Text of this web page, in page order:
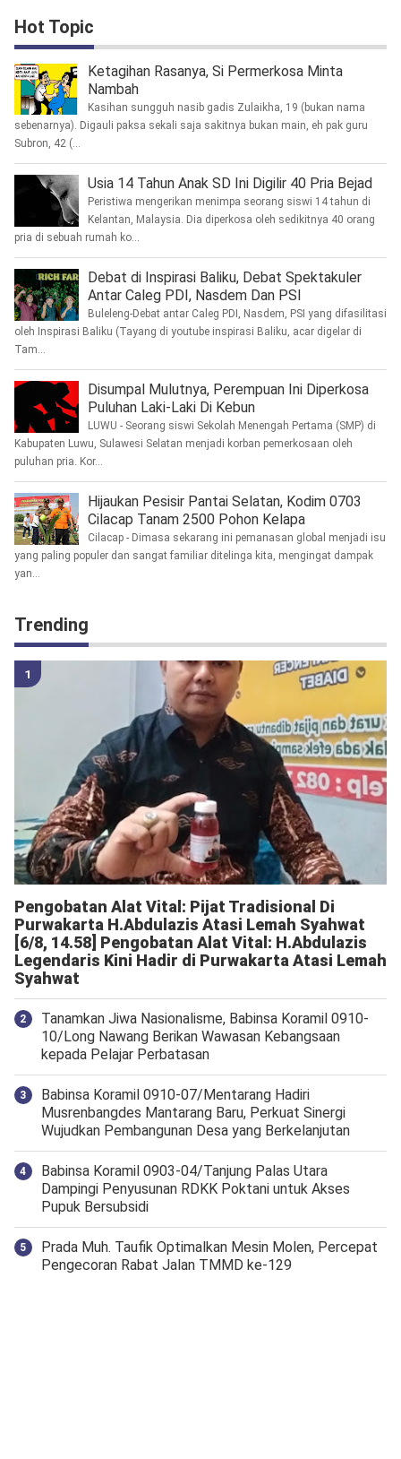
Hot Topic
Ketagihan Rasanya, Si Permerkosa Minta
Nambah
Kasihan sungguh nasib gadis Zulaikha, 19 (bukan nama
sebenarnya). Digauli paksa sekali saja sakitnya bukan main, eh pak guru
Subron, 42 (...
Usia 14 Tahun Anak SD Ini Digilir 40 Pria Bejad
Peristiwa mengerikan menimpa seorang siswi 14 tahun di
Kelantan, Malaysia. Dia diperkosa oleh sedikitnya 40 orang
pria di sebuah rumah ko...
Debat di Inspirasi Baliku, Debat Spektakuler
Antar Caleg PDI, Nasdem Dan PSI
Buleleng-Debat antar Caleg PDI, Nasdem, PSI yang difasilitasi
oleh Inspirasi Baliku (Tayang di youtube inspirasi Baliku, acar digelar di
Tam...
Disumpal Mulutnya, Perempuan Ini Diperkosa
Puluhan Laki-Laki Di Kebun
LUWU - Seorang siswi Sekolah Menengah Pertama (SMP) di
Kabupaten Luwu, Sulawesi Selatan menjadi korban pemerkosaan oleh
puluhan pria. Kor...
Hijaukan Pesisir Pantai Selatan, Kodim 0703
Cilacap Tanam 2500 Pohon Kelapa
Cilacap - Dimasa sekarang ini pemanasan global menjadi isu
yang paling populer dan sangat familiar ditelinga kita, mengingat dampak
yan...
Trending
Pengobatan Alat Vital: Pijat Tradisional Di
Purwakarta H.Abdulazis Atasi Lemah Syahwat
[6/8, 14.58] Pengobatan Alat Vital: H.Abdulazis
Legendaris Kini Hadir di Purwakarta Atasi Lemah
Syahwat
Tanamkan Jiwa Nasionalisme, Babinsa Koramil 0910-
10/Long Nawang Berikan Wawasan Kebangsaan
kepada Pelajar Perbatasan
Babinsa Koramil 0910-07/Mentarang Hadiri
Musrenbangdes Mantarang Baru, Perkuat Sinergi
Wujudkan Pembangunan Desa yang Berkelanjutan
‎Babinsa Koramil 0903-04/Tanjung Palas Utara
Dampingi Penyusunan RDKK Poktani untuk Akses
Pupuk Bersubsidi
Prada Muh. Taufik Optimalkan Mesin Molen, Percepat
Pengecoran Rabat Jalan TMMD ke-129